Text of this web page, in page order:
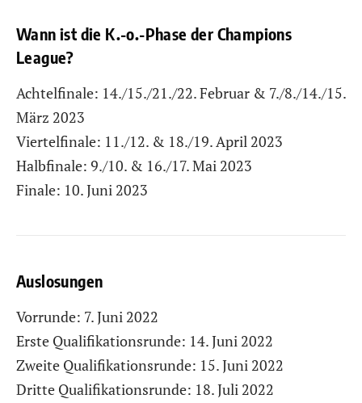
Wann ist die K.-o.-Phase der Champions
League?
Achtelfinale: 14./15./21./22. Februar & 7./8./14./15.
März 2023
Viertelfinale: 11./12. & 18./19. April 2023
Halbfinale: 9./10. & 16./17. Mai 2023
Finale: 10. Juni 2023
Auslosungen
Vorrunde: 7. Juni 2022
Erste Qualifikationsrunde: 14. Juni 2022
Zweite Qualifikationsrunde: 15. Juni 2022
Dritte Qualifikationsrunde: 18. Juli 2022